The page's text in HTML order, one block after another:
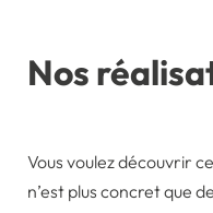
Nos
Vous voulez découvrir
n’est plus concret que